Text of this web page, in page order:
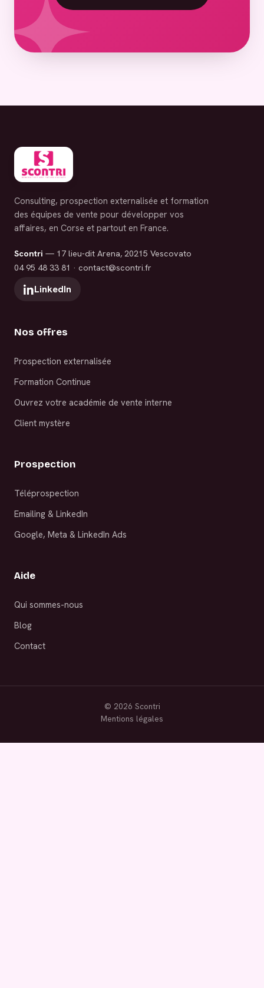
Consulting, prospection externalisée et formation
des équipes de vente pour développer vos
affaires, en Corse et partout en France.
Scontri — 17 lieu-dit Arena, 20215 Vescovato
04 95 48 33 81 · contact@scontri.fr
LinkedIn
Nos offres
Prospection externalisée
Formation Continue
Ouvrez votre académie de vente interne
Client mystère
Prospection
Téléprospection
Emailing & LinkedIn
Google, Meta & LinkedIn Ads
Aide
Qui sommes-nous
Blog
Contact
© 2026 Scontri
Mentions légales